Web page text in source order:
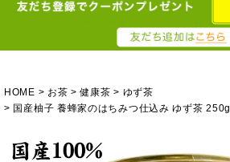
HOME お茶 健康茶
ゆず茶
国産柚子 養蜂家のはちみつ仕込み ゆず茶 250g